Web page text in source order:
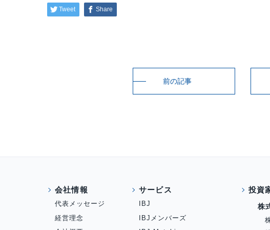
Tweet Share
前の記事
会社情報
代表メッセージ
経営理念
サービス
IBJ
IBJメンバーズ
投資
株